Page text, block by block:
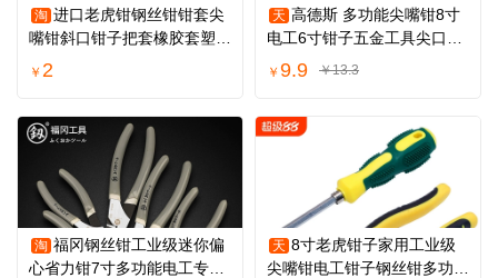
淘 进口老虎钳钢丝钳钳套尖
嘴钳斜口钳子把套橡胶套塑胶
橡皮手钳套子
￥ 2
天 高德斯 多功能尖嘴钳8寸
电工6寸钳子五金工具尖口钳
尖咀钳尖头钳
￥ 9.9 ￥13.3
淘 福冈钢丝钳工业级迷你偏
心省力钳7寸多功能电工专用
天 8寸老虎钳子家用工业级
尖嘴钳电工钳子钢丝钳多功能